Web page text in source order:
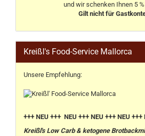
und wir schenken Ihnen 5
Gilt nicht für
Kreißl's Food-Service Mallorca
Unsere Empfehlung:
+++ NEU +++ NEU +++ NEU +++ NEU +++
Kreißl's Low Carb & ketogene